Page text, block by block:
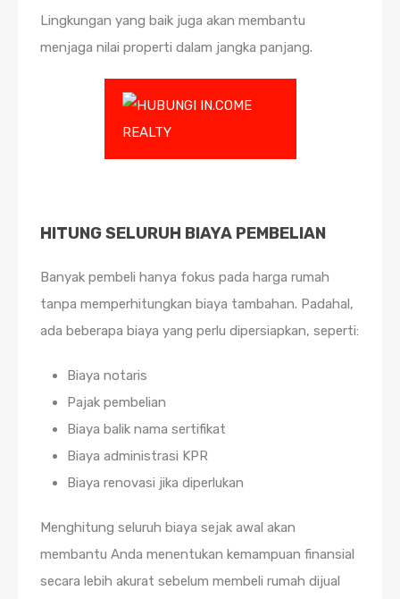
Lingkungan yang baik juga akan membantu
menjaga nilai properti dalam jangka panjang.
HITUNG SELURUH BIAYA PEMBELIAN
Banyak pembeli hanya fokus pada harga rumah
tanpa memperhitungkan biaya tambahan. Padahal,
ada beberapa biaya yang perlu dipersiapkan, seperti:
Biaya notaris
Pajak pembelian
Biaya balik nama sertifikat
Biaya administrasi KPR
Biaya renovasi jika diperlukan
Menghitung seluruh biaya sejak awal akan
membantu Anda menentukan kemampuan finansial
secara lebih akurat sebelum membeli rumah dijual